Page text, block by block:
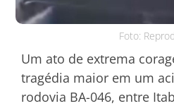
Foto:
Um ato de extrema
tragédia maior em um
rodovia BA-046, entre